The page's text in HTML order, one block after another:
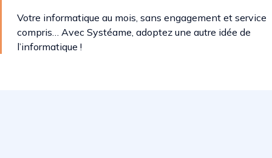
Votre informatique au mois, sans engagement et service
compris… Avec Systéame, adoptez une autre idée de
l’informatique !